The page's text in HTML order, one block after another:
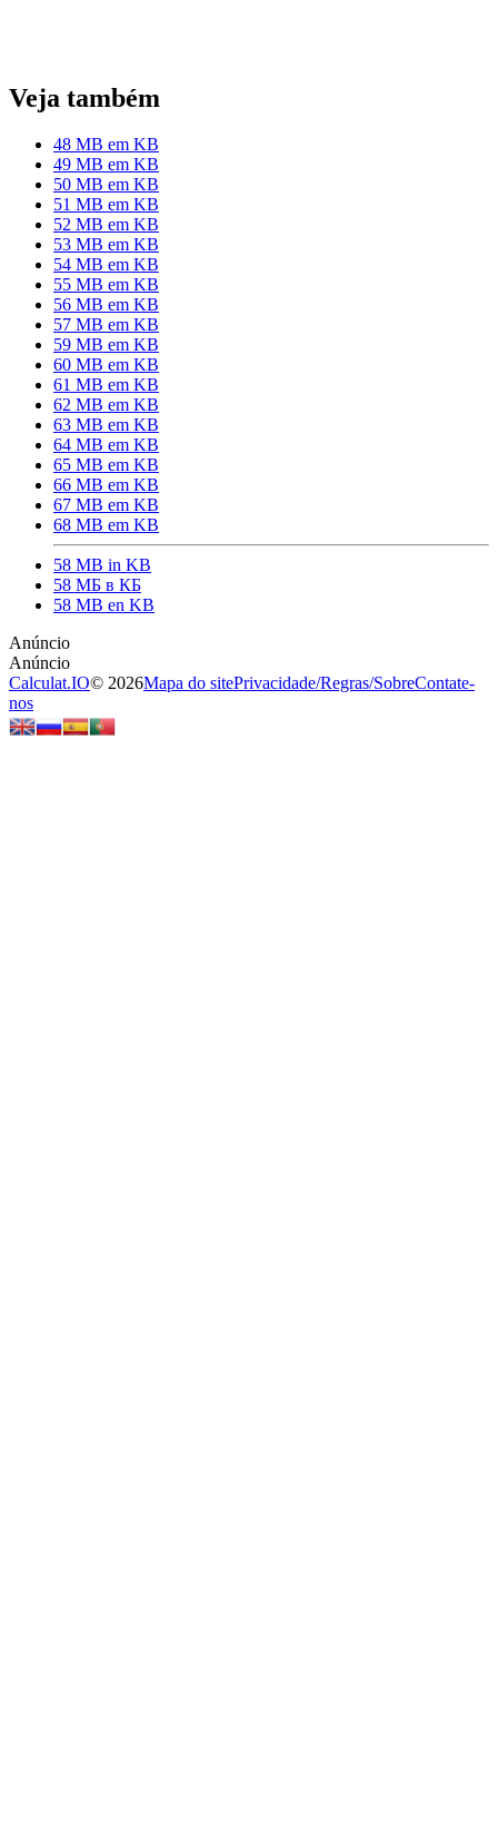
Veja também
48 MB em KB
49 MB em KB
50 MB em KB
51 MB em KB
52 MB em KB
53 MB em KB
54 MB em KB
55 MB em KB
56 MB em KB
57 MB em KB
59 MB em KB
60 MB em KB
61 MB em KB
62 MB em KB
63 MB em KB
64 MB em KB
65 MB em KB
66 MB em KB
67 MB em KB
68 MB em KB
58 MB in KB
58 МБ в КБ
58 MB en KB
Calculat.IO© 2026Mapa do sitePrivacidade/Regras/SobreContate-
nos